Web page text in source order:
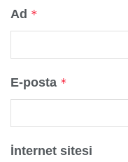
Ad *
E-posta *
İnternet sitesi